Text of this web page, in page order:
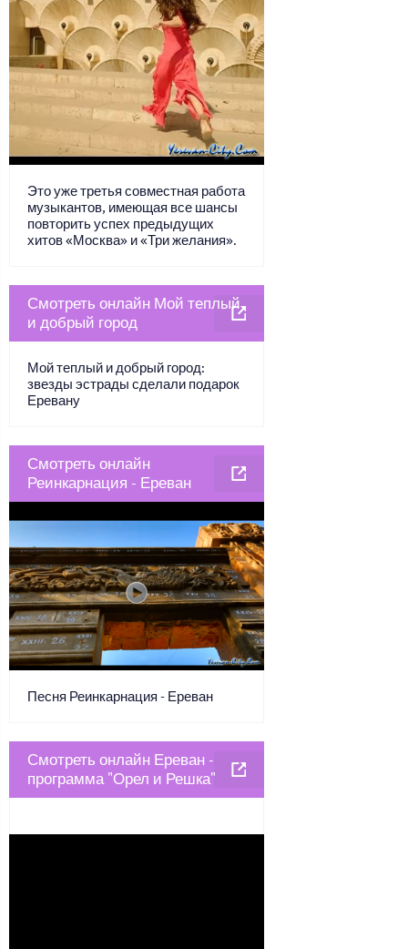
Это уже третья совместная работа
музыкантов, имеющая все шансы
повторить успех предыдущих
хитов «Москва» и «Три желания».
Смотреть онлайн Мой теплый
и добрый город
Мой теплый и добрый город:
звезды эстрады сделали подарок
Еревану
Смотреть онлайн
Реинкарнация - Ереван
Песня Реинкарнация - Ереван
Смотреть онлайн Ереван -
программа "Орел и Решка"